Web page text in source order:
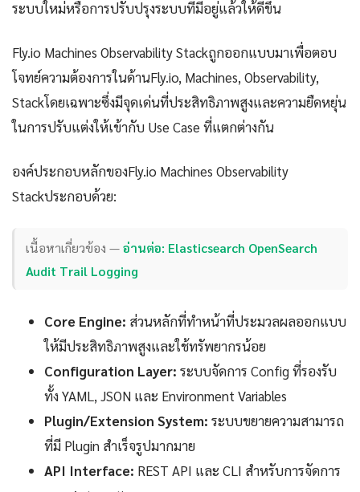
ระบบใหม่หรือการปรับปรุงระบบที่มีอยู่แล้วให้ดีขึ้น
Fly.io Machines Observability Stackถูกออกแบบมาเพื่อตอบ
โจทย์ความต้องการในด้านFly.io, Machines, Observability,
Stackโดยเฉพาะซึ่งมีจุดเด่นที่ประสิทธิภาพสูงและความยืดหยุ่น
ในการปรับแต่งให้เข้ากับ Use Case ที่แตกต่างกัน
องค์ประกอบหลักของFly.io Machines Observability
Stackประกอบด้วย:
เนื้อหาเกี่ยวข้อง —อ่านต่อ: Elasticsearch OpenSearch
Audit Trail Logging
Core Engine: ส่วนหลักที่ทำหน้าที่ประมวลผลออกแบบ
ให้มีประสิทธิภาพสูงและใช้ทรัพยากรน้อย
Configuration Layer: ระบบจัดการ Config ที่รองรับ
ทั้ง YAML, JSON และ Environment Variables
Plugin/Extension System: ระบบขยายความสามารถ
ที่มี Plugin สำเร็จรูปมากมาย
API Interface: REST API และ CLI สำหรับการจัดการ